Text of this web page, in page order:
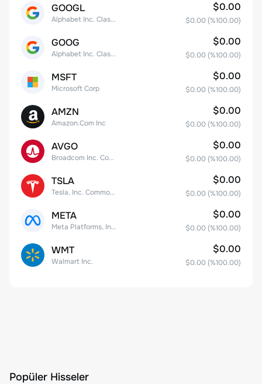
GOOGL
Alphabet Inc. Class A Common Stock
$0.00
$0.00 (%100.00)
GOOG
Alphabet Inc. Class C Capital Stock
$0.00
$0.00 (%100.00)
MSFT
Microsoft Corp
$0.00
$0.00 (%100.00)
AMZN
Amazon.Com Inc
$0.00
$0.00 (%100.00)
AVGO
Broadcom Inc. Common Stock
$0.00
$0.00 (%100.00)
TSLA
Tesla, Inc. Common Stock
$0.00
$0.00 (%100.00)
META
Meta Platforms, Inc. Class A Common Stock
$0.00
$0.00 (%100.00)
WMT
Walmart Inc.
$0.00
$0.00 (%100.00)
Popüler Hisseler